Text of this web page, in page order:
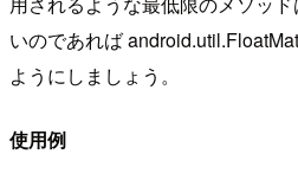
いのであれば
ようにしましょう。
使用例